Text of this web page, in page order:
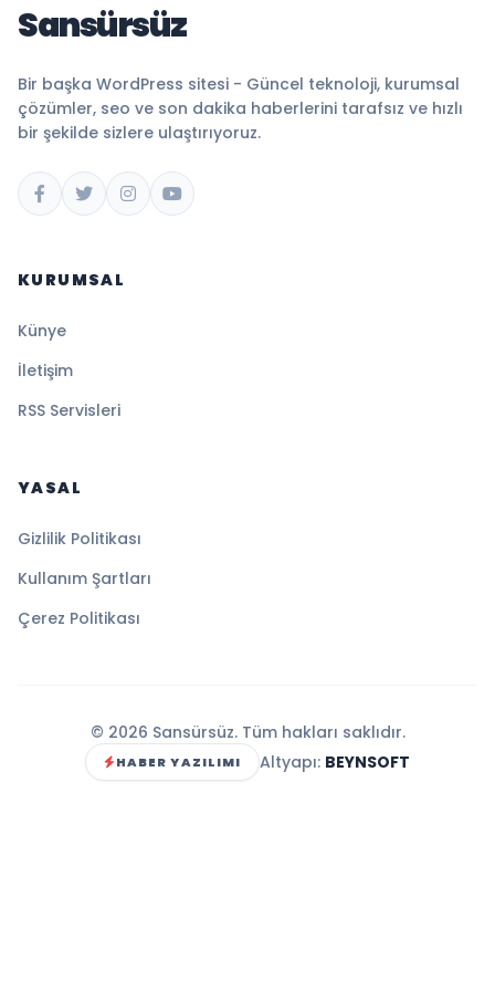
Sansürsüz
Bir başka WordPress sitesi - Güncel teknoloji, kurumsal
çözümler, seo ve son dakika haberlerini tarafsız ve hızlı
bir şekilde sizlere ulaştırıyoruz.
KURUMSAL
Künye
İletişim
RSS Servisleri
YASAL
Gizlilik Politikası
Kullanım Şartları
Çerez Politikası
© 2026 Sansürsüz. Tüm hakları saklıdır.
HABER YAZILIMI Altyapı: BEYNSOFT